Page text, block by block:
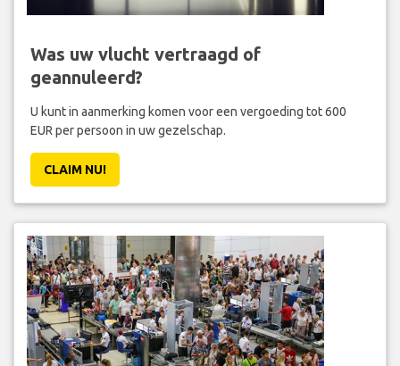
Was uw vlucht vertraagd of
geannuleerd?
U kunt in aanmerking komen voor een vergoeding tot 600
EUR per persoon in uw gezelschap.
CLAIM NU!